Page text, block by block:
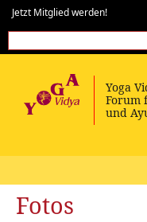
Jetzt Mitglied werden!
Fotos